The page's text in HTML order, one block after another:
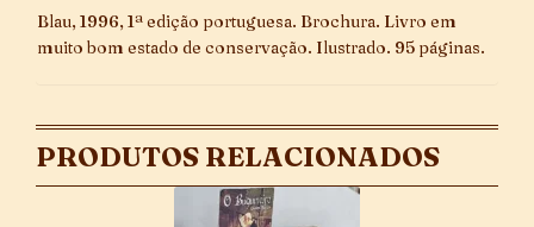
Blau, 1996, 1ª edição portuguesa. Brochura. Livro em
muito bom estado de conservação. Ilustrado. 95 páginas.
PRODUTOS RELACIONADOS